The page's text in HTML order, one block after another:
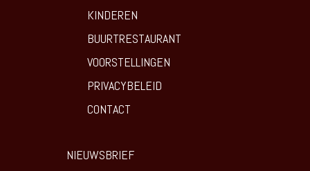
KINDEREN
BUURTRESTAURANT
VOORSTELLINGEN
PRIVACYBELEID
CONTACT
NIEUWSBRIEF